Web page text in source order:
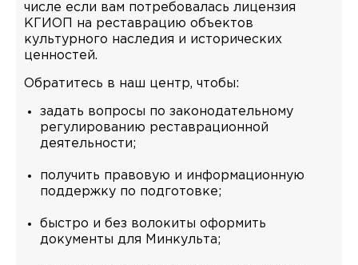
числе если вам потребовалась лицензия
КГИОП на реставрацию объектов
культурного наследия и исторических
ценностей.
Обратитесь в наш центр, чтобы:
задать вопросы по законодательному
регулированию реставрационной
деятельности;
получить правовую и информационную
поддержку по подготовке;
быстро и без волокиты оформить
документы для Минкульта;